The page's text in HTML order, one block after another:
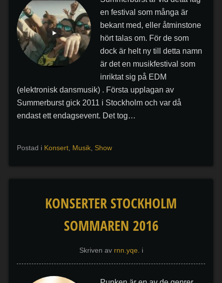
en festival som många är
bekant med, eller åtminstone
hört talas om. För de som
dock är helt ny till detta namn
är det en musikfestival som
inriktat sig på EDM
(elektronisk dansmusik) . Första upplagan av
Summerburst gick 2011 i Stockholm och var då
endast ett endagsevent. Det tog…
Postad i Konsert, Musik, Show
KONSERTER STOCKHOLM
SOMMAREN 2016
Skriven av rnn.yqe. i